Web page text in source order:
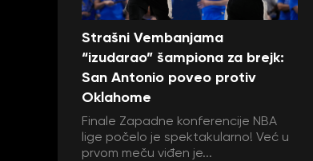
Strašni Vembanjama
“izudarao” šampiona za brejk:
San Antonio poveo protiv
Oklahome
Finale Zapadne konferencije NBA
lige počelo je spektakularno! Već u
prvom meču viđen je...